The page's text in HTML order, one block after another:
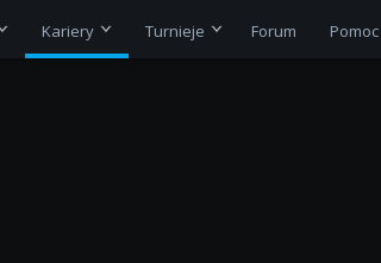
Kariery Turnieje Forum Pomoc